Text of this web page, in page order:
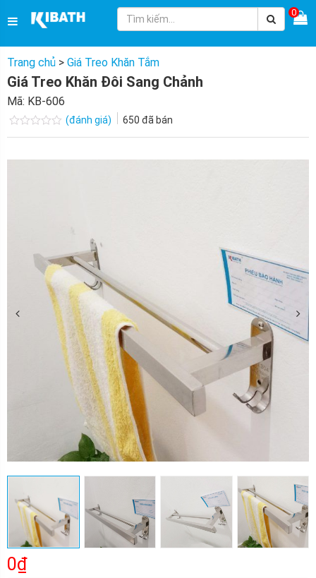
0
Trang chủ > Giá Treo Khăn Tắm
Giá Treo Khăn Đôi Sang Chảnh
Mã: KB-606
Được
(đánh giá) 650 đã bán
0₫